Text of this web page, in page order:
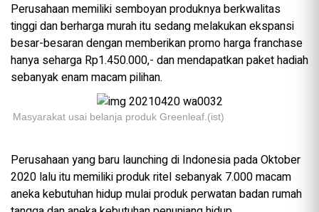
Perusahaan memiliki semboyan produknya berkwalitas
tinggi dan berharga murah itu sedang melakukan ekspansi
besar-besaran dengan memberikan promo harga franchase
hanya seharga Rp1.450.000,- dan mendapatkan paket hadiah
sebanyak enam macam pilihan.
Masyarakat usai belanja produk Greenleaf.(ist)
Perusahaan yang baru launching di Indonesia pada Oktober
2020 lalu itu memiliki produk ritel sebanyak 7.000 macam
aneka kebutuhan hidup mulai produk perwatan badan rumah